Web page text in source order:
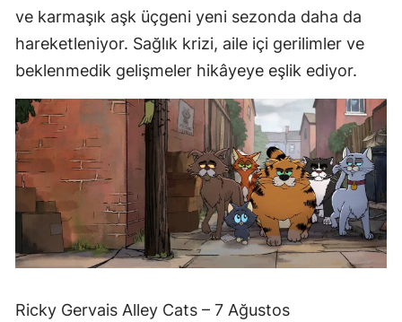
ve karmaşık aşk üçgeni yeni sezonda daha da
hareketleniyor. Sağlık krizi, aile içi gerilimler ve
beklenmedik gelişmeler hikâyeye eşlik ediyor.
Ricky Gervais Alley Cats – 7 Ağustos